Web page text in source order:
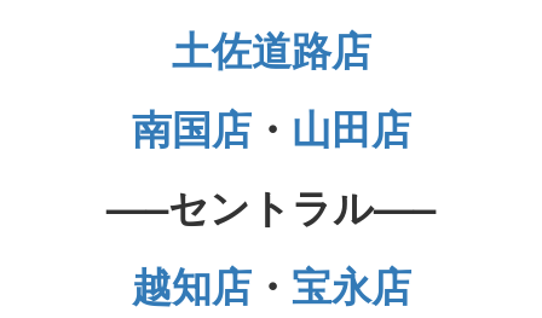
土佐道路店
南国店・ 山田店
—–セントラル—–
越知店・ 宝永店